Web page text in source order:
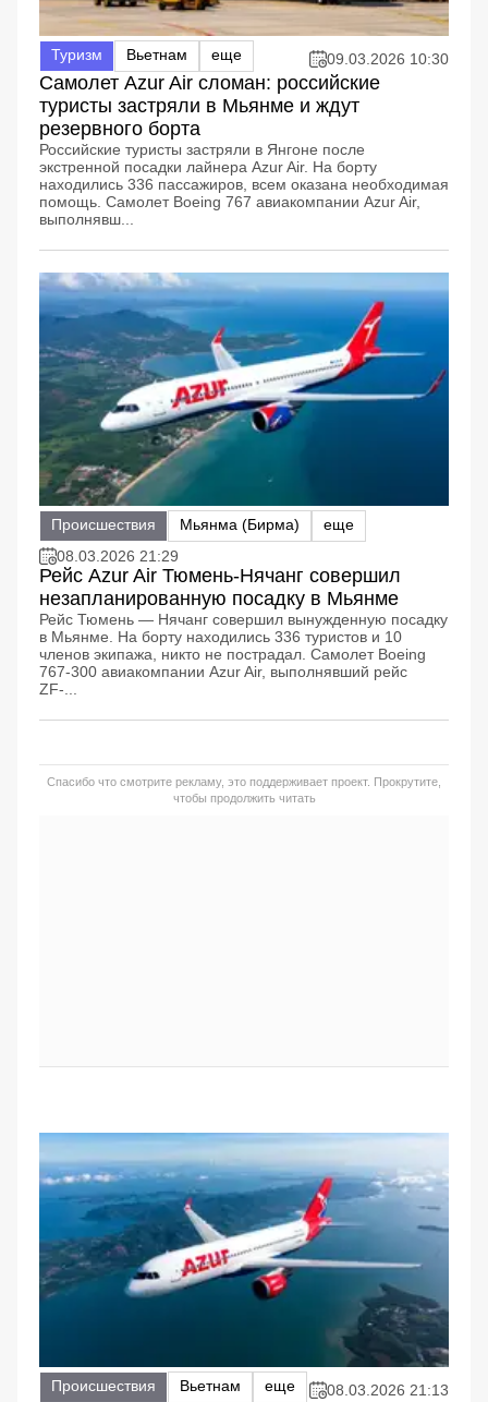
Туризм Вьетнам еще 09.03.2026 10:30
Самолет Azur Air сломан: российские
туристы застряли в Мьянме и ждут
резервного борта
Российские туристы застряли в Янгоне после
экстренной посадки лайнера Azur Air. На борту
находились 336 пассажиров, всем оказана необходимая
помощь. Самолет Boeing 767 авиакомпании Azur Air,
выполнявш...
Происшествия Мьянма (Бирма)
еще
08.03.2026 21:29
Рейс Azur Air Тюмень-Нячанг совершил
незапланированную посадку в Мьянме
Рейс Тюмень — Нячанг совершил вынужденную посадку
в Мьянме. На борту находились 336 туристов и 10
членов экипажа, никто не пострадал. Самолет Boeing
767-300 авиакомпании Azur Air, выполнявший рейс
ZF-...
Спасибо что смотрите рекламу, это поддерживает проект. Прокрутите,
чтобы продолжить читать
Происшествия Вьетнам еще 08.03.2026 21:13